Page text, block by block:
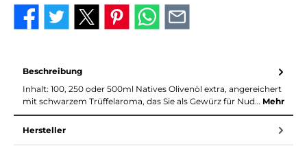
Beschreibung
Inhalt: 100, 250 oder 500ml Natives Olivenöl extra, angereichert
mit schwarzem Trüffelaroma, das Sie als Gewürz für Nud… Mehr
Hersteller